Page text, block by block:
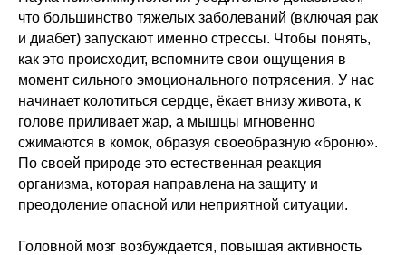
что большинство тяжелых заболеваний (включая рак
и диабет) запускают именно стрессы. Чтобы понять,
как это происходит, вспомните свои ощущения в
момент сильного эмоционального потрясения. У нас
начинает колотиться сердце, ёкает внизу живота, к
голове приливает жар, а мышцы мгновенно
сжимаются в комок, образуя своеобразную «броню».
По своей природе это естественная реакция
организма, которая направлена на защиту и
преодоление опасной или неприятной ситуации.
Головной мозг возбуждается, повышая активность